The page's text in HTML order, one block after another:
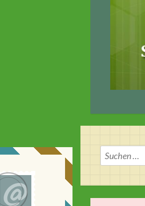
Suchen
nach: